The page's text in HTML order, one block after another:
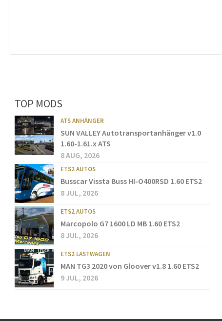
TOP MODS
ATS ANHÄNGER
SUN VALLEY Autotransportanhänger v1.0
1.60-1.61.x ATS
8 AUG, 2026
ETS2 AUTOS
Busscar Vissta Buss HI-O400RSD 1.60 ETS2
8 JUL, 2026
ETS2 AUTOS
Marcopolo G7 1600 LD MB 1.60 ETS2
8 JUL, 2026
ETS2 LASTWAGEN
MAN TG3 2020 von Gloover v1.8 1.60 ETS2
9 JUL, 2026